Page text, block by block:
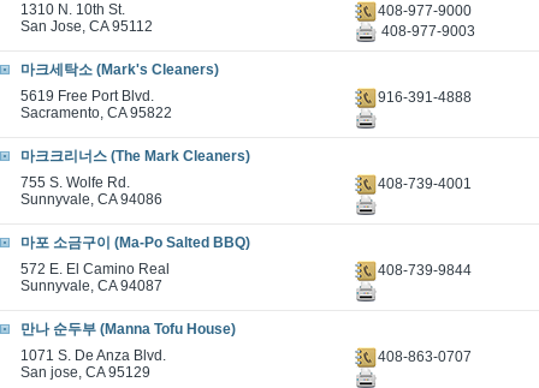
1310 N. 10th St.
San Jose, CA 95112
408-977-9000
408-977-9003
마크세탁소 (Mark's Cleaners)
5619 Free Port Blvd.
Sacramento, CA 95822
916-391-4888
마크크리너스 (The Mark Cleaners)
755 S. Wolfe Rd.
Sunnyvale, CA 94086
408-739-4001
마포 소금구이 (Ma-Po Salted BBQ)
572 E. El Camino Real
Sunnyvale, CA 94087
408-739-9844
만나 순두부 (Manna Tofu House)
1071 S. De Anza Blvd.
San jose, CA 95129
408-863-0707